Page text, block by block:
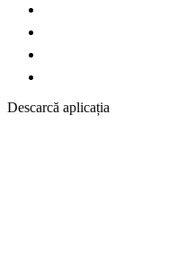
Descarcă aplicația